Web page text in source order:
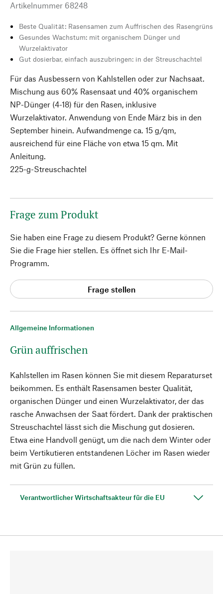
Allgemeine Informationen
Grün auffrischen
Kahlstellen im Rasen können Sie mit diesem Reparaturset
beikommen. Es enthält Rasensamen bester Qualität,
organischen Dünger und einen Wurzelaktivator, der das
rasche Anwachsen der Saat fördert. Dank der praktischen
Streuschachtel lässt sich die Mischung gut dosieren.
Etwa eine Handvoll genügt, um die nach dem Winter oder
beim Vertikutieren entstandenen Löcher im Rasen wieder
mit Grün zu füllen.
Verantwortlicher Wirtschaftsakteur für die EU
Artikelnummer 68248
Beste Qualität: Rasensamen zum Auffrischen des Rasengrüns
Gesundes Wachstum: mit organischem Dünger und
Wurzelaktivator
Gut dosierbar, einfach auszubringen: in der Streuschachtel
Für das Ausbessern von Kahlstellen oder zur Nachsaat.
Mischung aus 60% Rasensaat und 40% organischem
NP-Dünger (4-18) für den Rasen, inklusive
Wurzelaktivator. Anwendung von Ende März bis in den
September hinein. Aufwandmenge ca. 15 g/qm,
ausreichend für eine Fläche von etwa 15 qm. Mit
Anleitung.
225-g-Streuschachtel
Frage zum Produkt
Sie haben eine Frage zu diesem Produkt? Gerne können
Sie die Frage hier stellen. Es öffnet sich Ihr E-Mail-
Programm.
Frage stellen